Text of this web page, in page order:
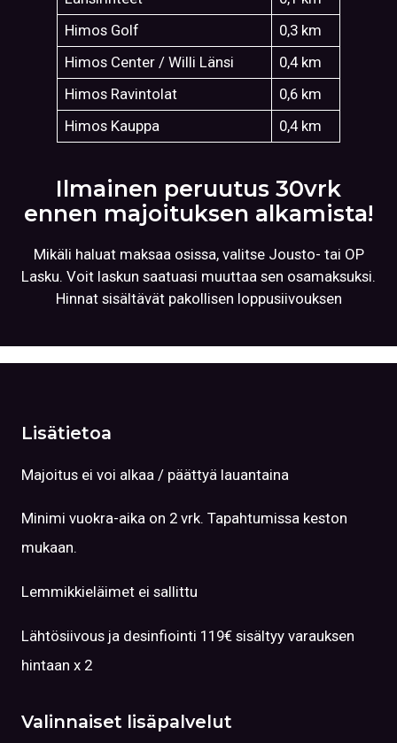
Himos Golf
0,3 km
Himos Center / Willi Länsi
0,4 km
Himos Ravintolat
0,6 km
Himos Kauppa
0,4 km
Ilmainen peruutus 30vrk
ennen majoituksen alkamista!
Mikäli haluat maksaa osissa, valitse Jousto- tai OP
Lasku. Voit laskun saatuasi muuttaa sen osamaksuksi.
Hinnat sisältävät pakollisen loppusiivouksen
Lisätietoa
Majoitus ei voi alkaa / päättyä lauantaina
Minimi vuokra-aika on 2 vrk. Tapahtumissa keston
mukaan.
Lemmikkieläimet ei sallittu
Lähtösiivous ja desinfiointi 119€ sisältyy varauksen
hintaan x 2
Valinnaiset lisäpalvelut